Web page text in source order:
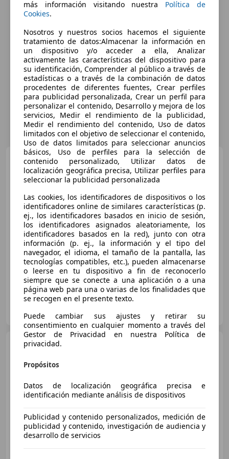
MINI Cooper CabrioAut.
€ 25.690
Súper oferta
05/2024 7.924 km Gasolina
100 kW (136 CV)
ABS, Garantia
OLIVA MOTOR GAVARRES, S.L.U.
ES-43006 TARRAGONA
€ 12.490
11/2006 62.000 km Gasolina
85 kW (116 CV)
más información visitando nuestra Política de
Cookies.
Nosotros y nuestros socios hacemos el siguiente
tratamiento de datos:Almacenar la información en
un dispositivo y/o acceder a ella, Analizar
activamente las características del dispositivo para
su identificación, Comprender al público a través de
estadísticas o a través de la combinación de datos
procedentes de diferentes fuentes, Crear perfiles
para publicidad personalizada, Crear un perfil para
personalizar el contenido, Desarrollo y mejora de los
servicios, Medir el rendimiento de la publicidad,
Medir el rendimiento del contenido, Uso de datos
limitados con el objetivo de seleccionar el contenido,
Uso de datos limitados para seleccionar anuncios
básicos, Uso de perfiles para la selección de
contenido personalizado, Utilizar datos de
localización geográfica precisa, Utilizar perfiles para
seleccionar la publicidad personalizada
Las cookies, los identificadores de dispositivos o los
identificadores online de similares características (p.
ej., los identificadores basados en inicio de sesión,
los identificadores asignados aleatoriamente, los
identificadores basados en la red), junto con otra
información (p. ej., la información y el tipo del
navegador, el idioma, el tamaño de la pantalla, las
tecnologías compatibles, etc.), pueden almacenarse
o leerse en tu dispositivo a fin de reconocerlo
siempre que se conecte a una aplicación o a una
página web para una o varias de los finalidades que
se recogen en el presente texto.
Puede cambiar sus ajustes y retirar su
consentimiento en cualquier momento a través del
Gestor de Privacidad en nuestra Política de
privacidad.
Propósitos
Datos de localización geográfica precisa e
identificación mediante análisis de dispositivos
Publicidad y contenido personalizados, medición de
publicidad y contenido, investigación de audiencia y
desarrollo de servicios